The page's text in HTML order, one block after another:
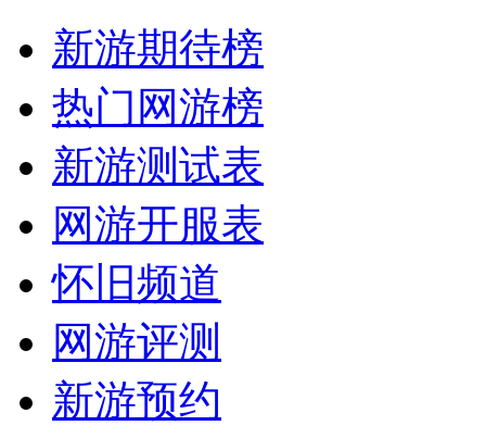
新游期待榜
热门网游榜
新游测试表
网游开服表
怀旧频道
网游评测
新游预约